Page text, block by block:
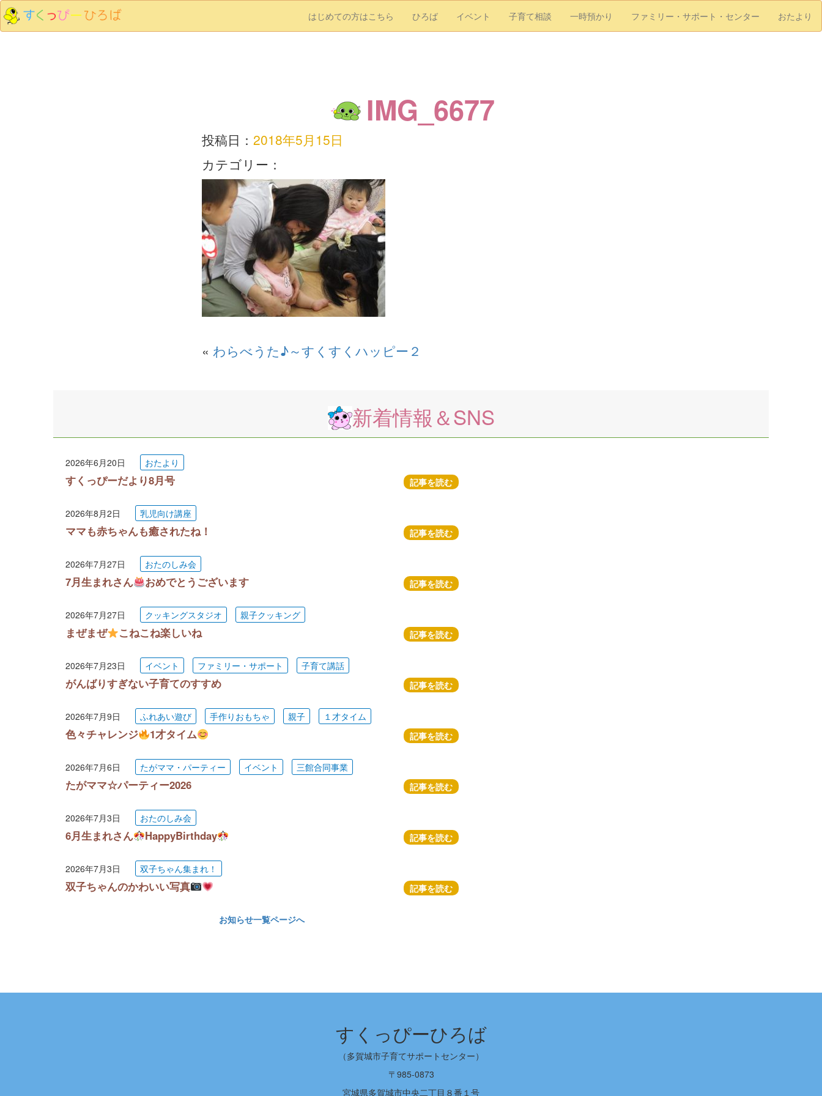
はじめての方はこちら ひろば イベント 子育て相談 一時預かり ファミリー・サポート・センター おたより
IMG_6677
投稿日： 2018年5月15日
カテゴリー：
« わらべうた♪～すくすくハッピー２
新着情報＆SNS
2026年6月20日 おたより
すくっぴーだより8月号 記事を読む
2026年8月2日 乳児向け講座
ママも赤ちゃんも癒されたね！ 記事を読む
2026年7月27日 おたのしみ会
7月生まれさん おめでとうございます 記事を読む
2026年7月27日 クッキングスタジオ 親子クッキング
まぜまぜ こねこね楽しいね 記事を読む
2026年7月23日 イベント ファミリー・サポート 子育て講話
がんばりすぎない子育てのすすめ 記事を読む
2026年7月9日 ふれあい遊び 手作りおもちゃ 親子 １才タイム
色々チャレンジ 1才タイム 記事を読む
2026年7月6日 たがママ・パーティー イベント 三館合同事業
たがママ☆パーティー2026 記事を読む
2026年7月3日 おたのしみ会
6月生まれさん HappyBirthday 記事を読む
2026年7月3日 双子ちゃん集まれ！
双子ちゃんのかわいい写真 記事を読む
お知らせ一覧ページへ
すくっぴーひろば
（多賀城市子育てサポートセンター）
〒985-0873
宮城県多賀城市中央二丁目８番１号